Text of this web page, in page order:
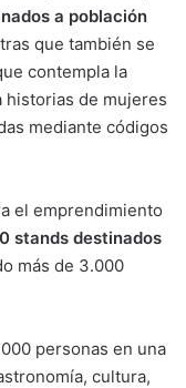
a población
que también se
contempla la
historias de mujeres
mediante códigos
el emprendimiento
stands destinados
más de 3.000
personas en una
cultura,